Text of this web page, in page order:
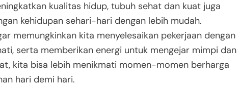
kualitas hidup, tubuh sehat dan kuat juga
kehidupan sehari-hari dengan lebih mudah.
memungkinkan kita menyelesaikan pekerjaan dengan
serta memberikan energi untuk mengejar mimpi dan
kita bisa lebih menikmati momen-momen berharga
hari demi hari.